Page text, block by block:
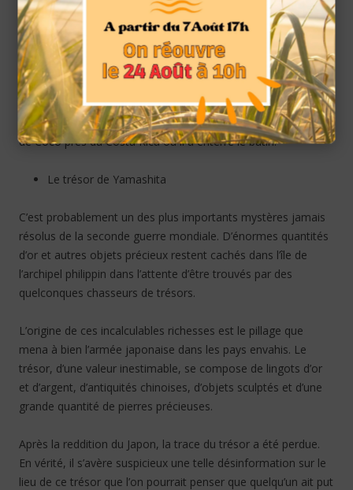
castillane sur ces terres sous le commandement du Capitaine
William Thompson qui avait embarqué pour le Mexique sous
un pavillon espagnol.
Cependant, Thompson s’est corrompu et s’est convertit en
pirate des mers en tuant toute la tribulation de dignitaires qui
était à bord y compris un évêque. Puis il a navigué jusqu’à l’île
de Coco près du Costa Rica où il a enterré le butin.
Le trésor de Yamashita
C’est probablement un des plus importants mystères jamais
résolus de la seconde guerre mondiale. D’énormes quantités
d’or et autres objets précieux restent cachés dans l’île de
l’archipel philippin dans l’attente d’être trouvés par des
quelconques chasseurs de trésors.
L’origine de ces incalculables richesses est le pillage que
mena à bien l’armée japonaise dans les pays envahis. Le
trésor, d’une valeur inestimable, se compose de lingots d’or
et d’argent, d’antiquités chinoises, d’objets sculptés et d’une
grande quantité de pierres précieuses.
Après la reddition du Japon, la trace du trésor a été perdue.
En vérité, il s’avère suspicieux une telle désinformation sur le
lieu de ce trésor que l’on pourrait penser que quelqu’un ait put